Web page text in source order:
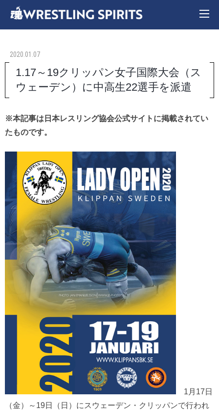
2020.01.07
1.17～19クリッパン女子国際大会（ス
ウェーデン）に中高生22選手を派遣
※本記事は日本レスリング協会公式サイトに掲載されてい
たものです。
1月17日
（金）～19日（日）にスウェーデン・クリッパンで行われ